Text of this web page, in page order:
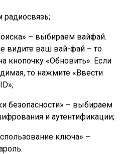
– выбираем вайфай.
видите ваш вай-фай – то
кнопочку «Обновить». Если
то нажмите «Ввести
безопасности» – выбираем
и аутентификации;
ключа» –